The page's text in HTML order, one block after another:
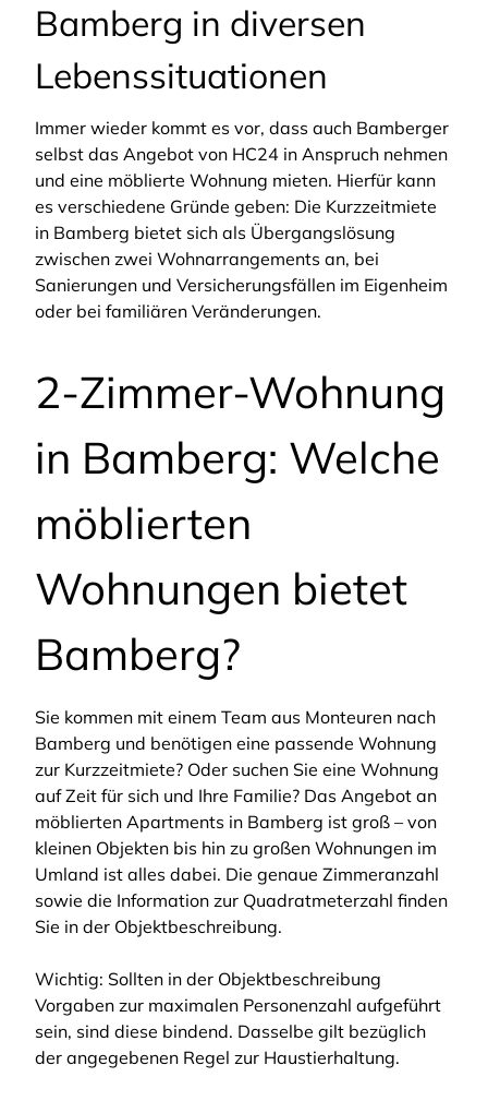
Bamberg in diversen
Lebenssituationen
Immer wieder kommt es vor, dass auch Bamberger
selbst das Angebot von HC24 in Anspruch nehmen
und eine möblierte Wohnung mieten. Hierfür kann
es verschiedene Gründe geben: Die Kurzzeitmiete
in Bamberg bietet sich als Übergangslösung
zwischen zwei Wohnarrangements an, bei
Sanierungen und Versicherungsfällen im Eigenheim
oder bei familiären Veränderungen.
2-Zimmer-Wohnung
in Bamberg: Welche
möblierten
Wohnungen bietet
Bamberg?
Sie kommen mit einem Team aus Monteuren nach
Bamberg und benötigen eine passende Wohnung
zur Kurzzeitmiete? Oder suchen Sie eine Wohnung
auf Zeit für sich und Ihre Familie? Das Angebot an
möblierten Apartments in Bamberg ist groß – von
kleinen Objekten bis hin zu großen Wohnungen im
Umland ist alles dabei. Die genaue Zimmeranzahl
sowie die Information zur Quadratmeterzahl finden
Sie in der Objektbeschreibung.
Wichtig: Sollten in der Objektbeschreibung
Vorgaben zur maximalen Personenzahl aufgeführt
sein, sind diese bindend. Dasselbe gilt bezüglich
der angegebenen Regel zur Haustierhaltung.